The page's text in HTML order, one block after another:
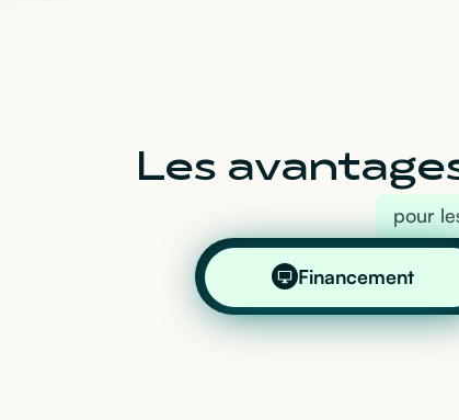
Les
pour
Financement